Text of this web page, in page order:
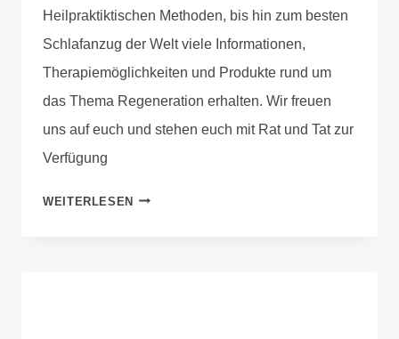
Heilpraktiktischen Methoden, bis hin zum besten
Schlafanzug der Welt viele Informationen,
Therapiemöglichkeiten und Produkte rund um
das Thema Regeneration erhalten. Wir freuen
uns auf euch und stehen euch mit Rat und Tat zur
Verfügung
WEITERLESEN